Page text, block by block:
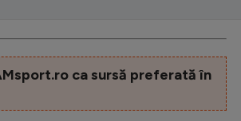
ca sursă preferată în